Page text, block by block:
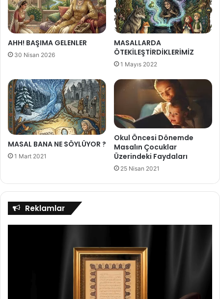
Ü
R
Ü
Z
?
AHH! BAŞIMA GELENLER
30 Nisan 2026
MASALLARDA
ÖTEKİLEŞTİRDİKLERİMİZ
1 Mayıs 2022
MASAL BANA NE SÖYLÜYOR ?
1 Mart 2021
Okul Öncesi Dönemde
Masalın Çocuklar
Üzerindeki Faydaları
25 Nisan 2021
Reklamlar